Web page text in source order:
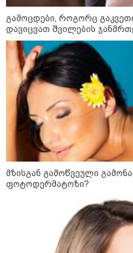
10:52 / 06-08-2026
ვაშინგტონს
მედიის ცნობით,
ჰეგსეთს
გამოცდები, როგორც
დავიცვათ შვილების
მზისგან გამოწვეული
ფოტოდერმატოზი?